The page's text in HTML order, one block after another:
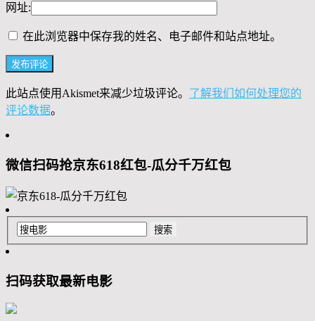
网址:
在此浏览器中保存我的姓名、电子邮件和站点地址。
此站点使用Akismet来减少垃圾评论。 了解我们如何处理您的
评论数据。
微信扫码抢京东618红包-瓜分千万红包
扫码获取最新电影